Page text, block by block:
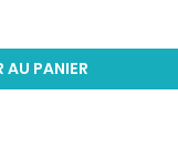
AU PANIER